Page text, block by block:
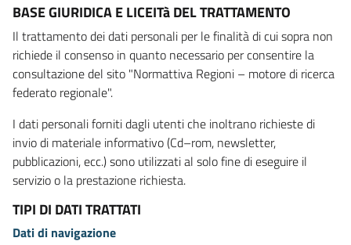
BASE GIURIDICA E LICEITà DEL TRATTAMENTO
Il trattamento dei dati personali per le finalità di cui sopra non
richiede il consenso in quanto necessario per consentire la
consultazione del sito "Normattiva Regioni – motore di ricerca
federato regionale".
I dati personali forniti dagli utenti che inoltrano richieste di
invio di materiale informativo (Cd–rom, newsletter,
pubblicazioni, ecc.) sono utilizzati al solo fine di eseguire il
servizio o la prestazione richiesta.
TIPI DI DATI TRATTATI
Dati di navigazione